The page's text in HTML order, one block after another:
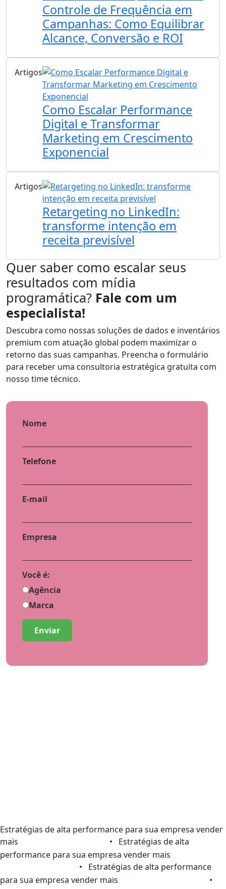
Controle de Frequência em
Campanhas: Como Equilibrar
Alcance, Conversão e ROI
Artigos
Como Escalar Performance
Digital e Transformar
Marketing em Crescimento
Exponencial
Artigos
Retargeting no LinkedIn:
transforme intenção em
receita previsível
Quer saber como escalar seus
resultados com mídia
programática? Fale com um
especialista!
Descubra como nossas soluções de dados e inventários
premium com atuação global podem maximizar o
retorno das suas campanhas. Preencha o formulário
para receber uma consultoria estratégica gratuita com
nosso time técnico.
Nome
Telefone
E-mail
Empresa
Você é:
Agência
Marca
Estratégias de alta performance para sua empresa vender
mais
• Estratégias de alta
performance para sua empresa vender mais
• Estratégias de alta performance
para sua empresa vender mais
•